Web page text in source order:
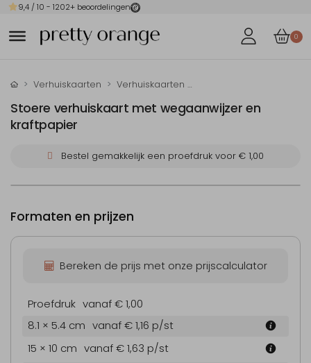
9,4 / 10 - 1202+ beoordelingen
0
Verhuiskaarten Verhuiskaarten maken
Stoere verhuiskaart met wegaanwijzer en
kraftpapier
Bestel gemakkelijk een proefdruk voor € 1,00
Formaten en prijzen
Bereken de prijs met onze prijscalculator
Proefdruk vanaf € 1,00
8.1 × 5.4 cm vanaf € 1,16 p/st
15 × 10 cm vanaf € 1,63 p/st